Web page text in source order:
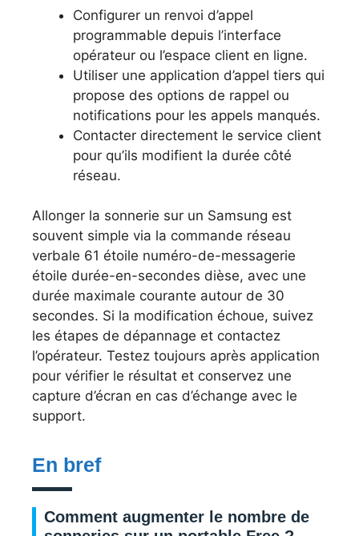
Configurer un renvoi d’appel
programmable depuis l’interface
opérateur ou l’espace client en ligne.
Utiliser une application d’appel tiers qui
propose des options de rappel ou
notifications pour les appels manqués.
Contacter directement le service client
pour qu’ils modifient la durée côté
réseau.
Allonger la sonnerie sur un Samsung est
souvent simple via la commande réseau
verbale 61 étoile numéro-de-messagerie
étoile durée-en-secondes dièse, avec une
durée maximale courante autour de 30
secondes. Si la modification échoue, suivez
les étapes de dépannage et contactez
l’opérateur. Testez toujours après application
pour vérifier le résultat et conservez une
capture d’écran en cas d’échange avec le
support.
En bref
Comment augmenter le nombre de